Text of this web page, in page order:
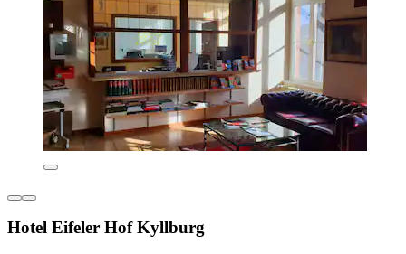
Hotel Eifeler Hof Kyllburg